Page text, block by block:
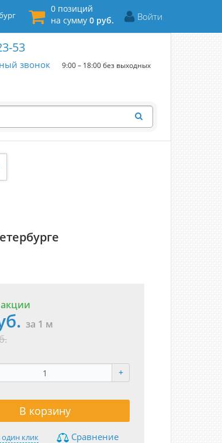
Войти
0 позиций
на сумму 0 руб.
53
звонок 9:00 – 18:00 без выходных
за 1 м
+
В корзину
клик Сравнение